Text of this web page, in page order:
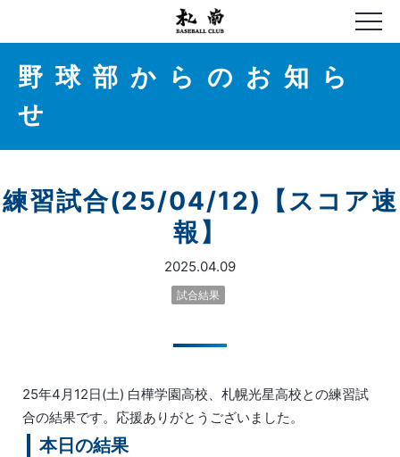
野球部からのお知ら
せ
練習試合(25/04/12)【スコア速
報】
2025.04.09
試合結果
25年4月12日(土) 白樺学園高校、札幌光星高校との練習試
合の結果です。応援ありがとうございました。
本日の結果